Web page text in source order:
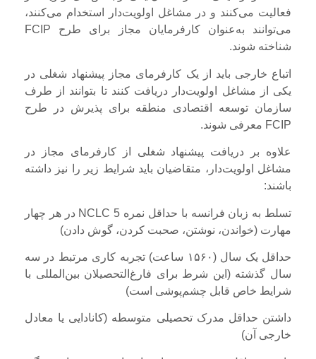
فعالیت می‌کنند و در مشاغل اولویت‌دار استخدام می‌کنند،
می‌توانند به‌عنوان کارفرمایان مجاز برای‌ طرح FCIP
شناخته شوند.
اتباع خارجی باید از یک کارفرمای مجاز پیشنهاد شغلی در
یکی از مشاغل اولویت‌دار دریافت کنند تا بتوانند از طرف
سازمان توسعه اقتصادی منطقه برای پذیرش در طرح
FCIP معرفی شوند.
علاوه بر دریافت پیشنهاد شغلی از کارفرمای مجاز در
مشاغل اولویت‌دار، متقاضیان باید شرایط زیر را نیز داشته
باشند:
تسلط به زبان فرانسه با حداقل نمره NCLC 5 در هر چهار
مهارت (خواندن، نوشتن، صحبت کردن، گوش دادن)
حداقل یک سال (۱۵۶۰ ساعت) تجربه کاری مرتبط در سه
سال گذشته (این شرط برای فارغ‌التحصیلان بین‌المللی با
شرایط خاص قابل چشم‌پوشی است)
داشتن حداقل مدرک تحصیلی متوسطه (کانادایی یا معادل
خارجی آن)